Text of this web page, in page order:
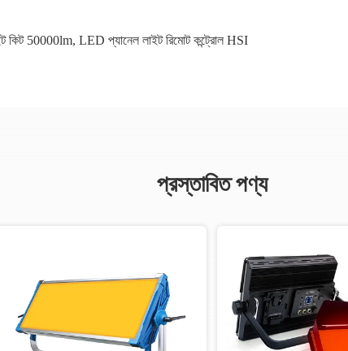
কিট 50000lm, LED প্যানেল লাইট রিমোট কন্ট্রোল HSI
প্রস্তাবিত পণ্য